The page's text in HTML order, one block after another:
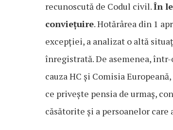
recunoscută de Codul civil.În
conviețuire. Hotărârea din 1
excepției, a analizat o altă
înregistrată. De asemenea,
cauza HC şi Comisia
ce privește pensia de urmaș,
căsătorite şi a persoanelor